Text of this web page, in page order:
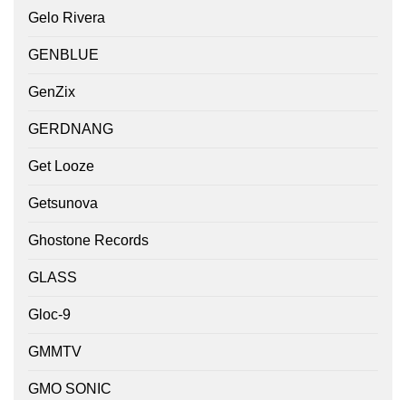
Gelo Rivera
GENBLUE
GenZix
GERDNANG
Get Looze
Getsunova
Ghostone Records
GLASS
Gloc-9
GMMTV
GMO SONIC